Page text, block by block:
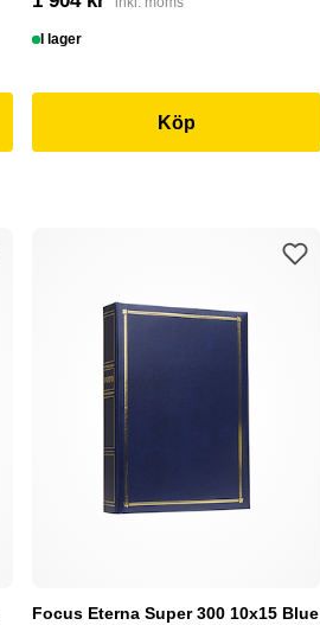
I lager
Köp
Focus Eterna Super 300 10x15 Blue